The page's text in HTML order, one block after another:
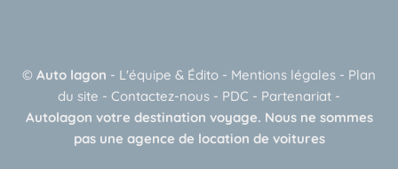
r
a
© Auto lagon - L'équipe & Édito - Mentions légales - Plan
du site - Contactez-nous - PDC - Partenariat -
Autolagon votre destination voyage. Nous ne sommes
pas une agence de location de voitures